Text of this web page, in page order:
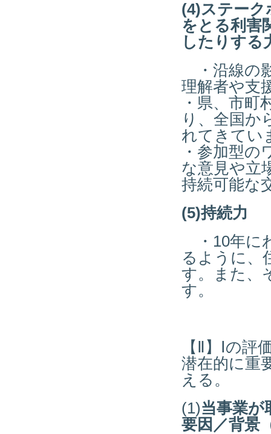
(4)ステーク
をとる利害
したりする
・沿線の
理解者や支
・県、市町
り、全国か
れてきてい
・参加型
な意見や立
持続可能な
(5)持続力
・10年に
るように、
す。また、
す。
【Ⅱ】Ⅰの
潜在的に重
える。
(1)当事業が
要因／背景